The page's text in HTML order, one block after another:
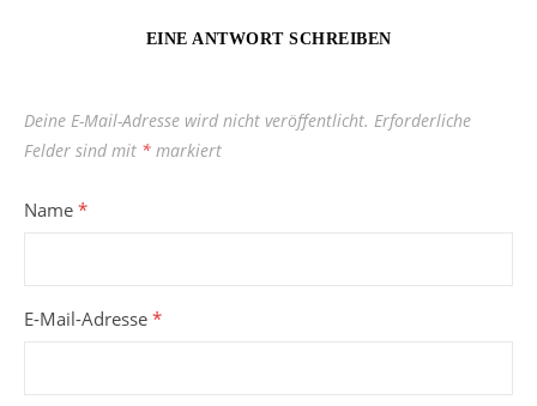
EINE ANTWORT SCHREIBEN
Deine E-Mail-Adresse wird nicht veröffentlicht. Erforderliche
Felder sind mit * markiert
Name *
E-Mail-Adresse *